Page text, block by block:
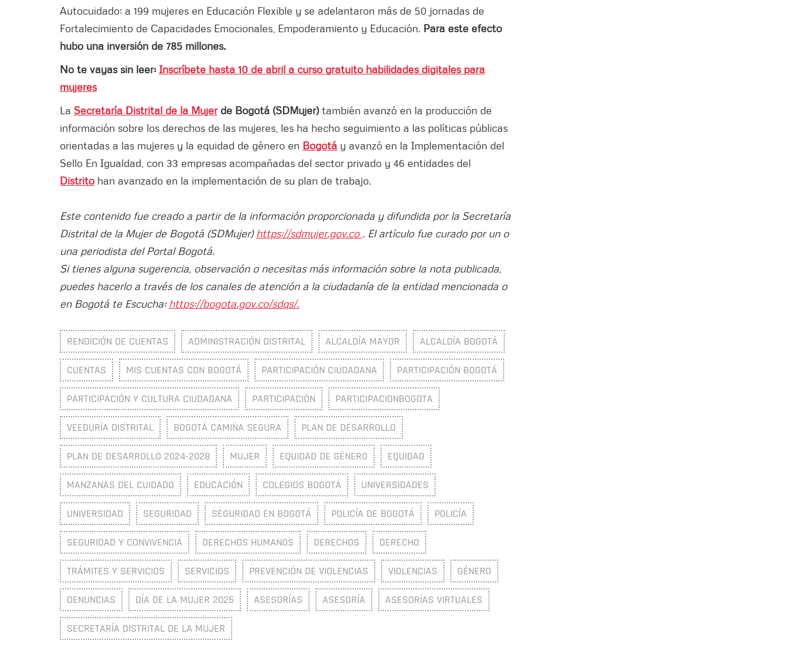
Autocuidado; a 199 mujeres en Educación Flexible y se adelantaron más de 50 jornadas de
Fortalecimiento de Capacidades Emocionales, Empoderamiento y Educación. Para este efecto
hubo una inversión de 785 millones.
No te vayas sin leer: Inscríbete hasta 10 de abril a curso gratuito habilidades digitales para
mujeres
La Secretaría Distrital de la Mujerde Bogotá (SDMujer) también avanzó en la producción de
información sobre los derechos de las mujeres, les ha hecho seguimiento a las políticas públicas
orientadas a las mujeres y la equidad de género en Bogotá y avanzó en la Implementación del
Sello En Igualdad, con 33 empresas acompañadas del sector privado y 46 entidades del
Distrito han avanzado en la implementación de su plan de trabajo.
Este contenido fue creado a partir de la información proporcionada y difundida por la Secretaría
Distrital de la Mujer de Bogotá (SDMujer) https://sdmujer.gov.co . El artículo fue curado por un o
una periodista del Portal Bogotá.
Si tienes alguna sugerencia, observación o necesitas más información sobre la nota publicada,
puedes hacerlo a través de los canales de atención a la ciudadanía de la entidad mencionada o
en Bogotá te Escucha: https://bogota.gov.co/sdqs/.
RENDICIÓN DE CUENTAS ADMINISTRACIÓN DISTRITAL ALCALDÍA MAYOR ALCALDÍA BOGOTÁ
CUENTAS MIS CUENTAS CON BOGOTÁ PARTICIPACIÓN CIUDADANA PARTICIPACIÓN BOGOTÁ
PARTICIPACIÓN Y CULTURA CIUDADANA PARTICIPACIÓN PARTICIPACIONBOGOTA
VEEDURÍA DISTRITAL BOGOTÁ CAMINA SEGURA PLAN DE DESARROLLO
PLAN DE DESARROLLO 2024-2028 MUJER EQUIDAD DE GÉNERO EQUIDAD
MANZANAS DEL CUIDADO EDUCACIÓN COLEGIOS BOGOTÁ UNIVERSIDADES
UNIVERSIDAD SEGURIDAD SEGURIDAD EN BOGOTÁ POLICÍA DE BOGOTÁ POLICÍA
SEGURIDAD Y CONVIVENCIA DERECHOS HUMANOS DERECHOS DERECHO
TRÁMITES Y SERVICIOS SERVICIOS PREVENCIÓN DE VIOLENCIAS VIOLENCIAS GÉNERO
DENUNCIAS DÍA DE LA MUJER 2025 ASESORÍAS ASESORÍA ASESORÍAS VIRTUALES
SECRETARÍA DISTRITAL DE LA MUJER